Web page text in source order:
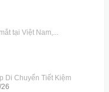
tại Việt Nam,...
Di Chuyển Tiết Kiệm